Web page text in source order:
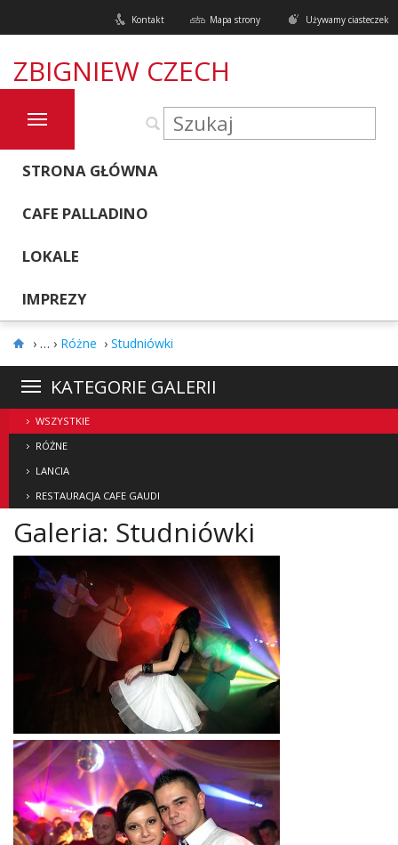
Używamy ciasteczek
Mapa strony
Kontakt
ZBIGNIEW CZECH
STRONA GŁÓWNA
CAFE PALLADINO
LOKALE
IMPREZY
› Różne › Studniówki
KATEGORIE GALERII
WSZYSTKIE
RÓŻNE
LANCIA
RESTAURACJA CAFE GAUDI
Galeria: Studniówki